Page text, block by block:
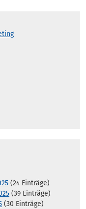
(24 Einträge)
(39 Einträge)
(30 Einträge)